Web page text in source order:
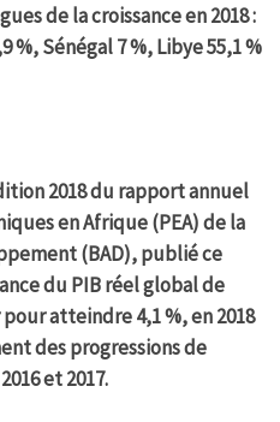
de la croissance en 2018 :
%, Sénégal 7 %, Libye 55,1 %
2018 du rapport annuel
en Afrique (PEA) de la
(BAD), publié ce
du PIB réel global de
atteindre 4,1 %, en 2018
des progressions de
et 2017.